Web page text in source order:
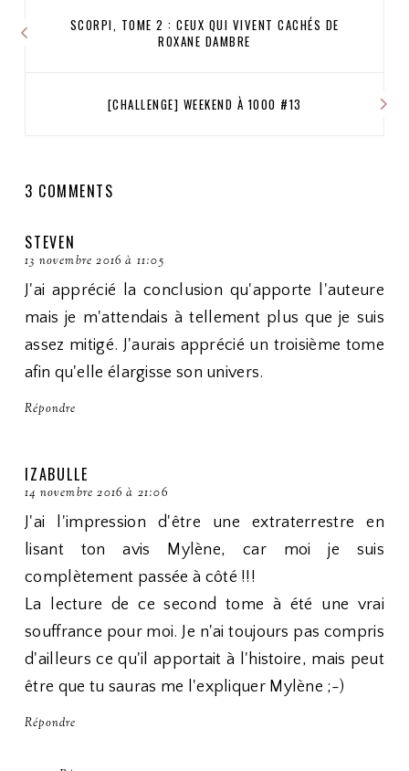
SCORPI, TOME 2 : CEUX QUI VIVENT CACHÉS DE
ROXANE DAMBRE
[CHALLENGE] WEEKEND À 1000 #13
3 COMMENTS
STEVEN
13 novembre 2016 à 11:05
J'ai apprécié la conclusion qu'apporte l'auteure
mais je m'attendais à tellement plus que je suis
assez mitigé. J'aurais apprécié un troisième tome
afin qu'elle élargisse son univers.
Répondre
IZABULLE
14 novembre 2016 à 21:06
J'ai l'impression d'être une extraterrestre en
lisant ton avis Mylène, car moi je suis
complètement passée à côté !!!
La lecture de ce second tome à été une vrai
souffrance pour moi. Je n'ai toujours pas compris
d'ailleurs ce qu'il apportait à l'histoire, mais peut
être que tu sauras me l'expliquer Mylène ;-)
Répondre